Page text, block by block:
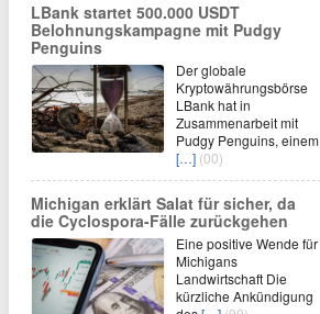
LBank startet 500.000 USDT
Belohnungskampagne mit Pudgy
Penguins
Der globale
Kryptowährungsbörse
LBank hat in
Zusammenarbeit mit
Pudgy Penguins, einem
[…] (00)
Michigan erklärt Salat für sicher, da
die Cyclospora-Fälle zurückgehen
Eine positive Wende für
Michigans
Landwirtschaft Die
kürzliche Ankündigung